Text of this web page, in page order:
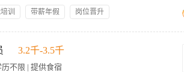
训 带薪年假
岗位晋升
会员； 3. Promote and up-sell products and service. 销售
safety rules and regulation strictly. 严格遵守消防安全制
3.2千-3.5千
不限 | 提供食宿